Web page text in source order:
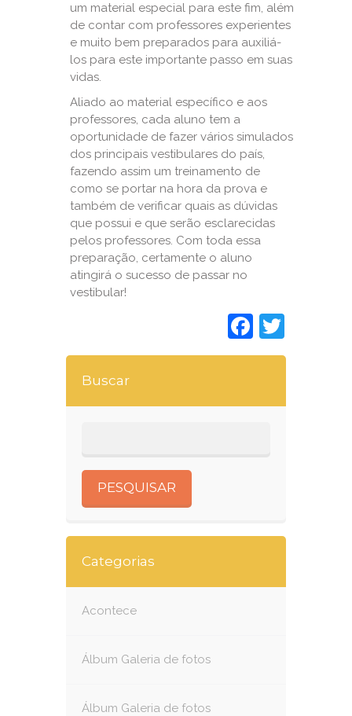
um material especial para este fim, além
de contar com professores experientes
e muito bem preparados para auxiliá-
los para este importante passo em suas
vidas.
Aliado ao material específico e aos
professores, cada aluno tem a
oportunidade de fazer vários simulados
dos principais vestibulares do país,
fazendo assim um treinamento de
como se portar na hora da prova e
também de verificar quais as dúvidas
que possui e que serão esclarecidas
pelos professores. Com toda essa
preparação, certamente o aluno
atingirá o sucesso de passar no
vestibular!
Buscar
Categorias
Acontece
Álbum Galeria de fotos
Álbum Galeria de fotos